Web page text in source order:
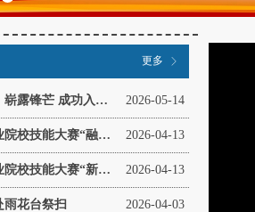
更多 ꁕ
2026-05-14
纪录片《羽翼下的乡愁》崭露锋芒 成功入围第十一届新鲜提案真实影像大会
2026-04-13
喜报｜我校在江苏省职业院校技能大赛“融媒体内容策划与制作”赛道（高职组）中斩获佳绩
2026-04-13
喜报｜我校在江苏省职业院校技能大赛“新闻传播类·短视频制作”赛道（中职组）中斩获佳绩
2026-04-03
花台祭扫